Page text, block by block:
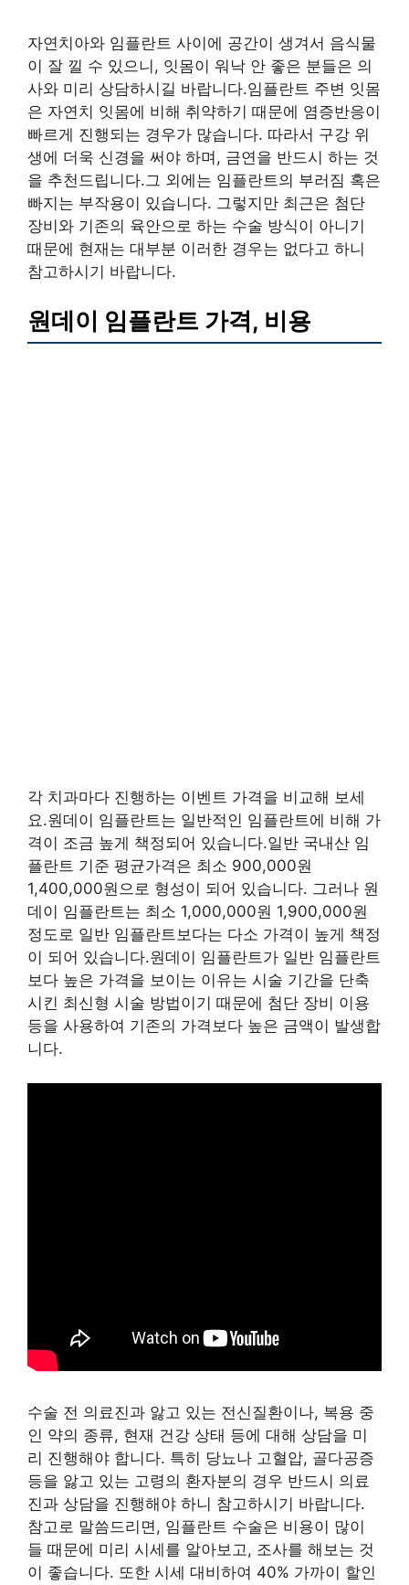
자연치아와 임플란트 사이에 공간이 생겨서 음식물
이 잘 낄 수 있으니, 잇몸이 워낙 안 좋은 분들은 의
사와 미리 상담하시길 바랍니다.임플란트 주변 잇몸
은 자연치 잇몸에 비해 취약하기 때문에 염증반응이
빠르게 진행되는 경우가 많습니다. 따라서 구강 위
생에 더욱 신경을 써야 하며, 금연을 반드시 하는 것
을 추천드립니다.그 외에는 임플란트의 부러짐 혹은
빠지는 부작용이 있습니다. 그렇지만 최근은 첨단
장비와 기존의 육안으로 하는 수술 방식이 아니기
때문에 현재는 대부분 이러한 경우는 없다고 하니
참고하시기 바랍니다.
원데이 임플란트 가격, 비용
각 치과마다 진행하는 이벤트 가격을 비교해 보세
요.원데이 임플란트는 일반적인 임플란트에 비해 가
격이 조금 높게 책정되어 있습니다.일반 국내산 임
플란트 기준 평균가격은 최소 900,000원
1,400,000원으로 형성이 되어 있습니다. 그러나 원
데이 임플란트는 최소 1,000,000원 1,900,000원
정도로 일반 임플란트보다는 다소 가격이 높게 책정
이 되어 있습니다.원데이 임플란트가 일반 임플란트
보다 높은 가격을 보이는 이유는 시술 기간을 단축
시킨 최신형 시술 방법이기 때문에 첨단 장비 이용
등을 사용하여 기존의 가격보다 높은 금액이 발생합
니다.
수술 전 의료진과 앓고 있는 전신질환이나, 복용 중
인 약의 종류, 현재 건강 상태 등에 대해 상담을 미
리 진행해야 합니다. 특히 당뇨나 고혈압, 골다공증
등을 앓고 있는 고령의 환자분의 경우 반드시 의료
진과 상담을 진행해야 하니 참고하시기 바랍니다.
참고로 말씀드리면, 임플란트 수술은 비용이 많이
들 때문에 미리 시세를 알아보고, 조사를 해보는 것
이 좋습니다. 또한 시세 대비하여 40% 가까이 할인